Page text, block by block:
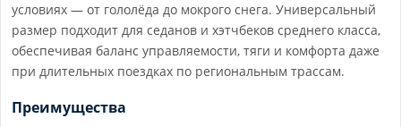
условиях — от гололёда до мокрого снега. Универсальный
размер подходит для седанов и хэтчбеков среднего класса,
обеспечивая баланс управляемости, тяги и комфорта даже
при длительных поездках по региональным трассам.
Преимущества